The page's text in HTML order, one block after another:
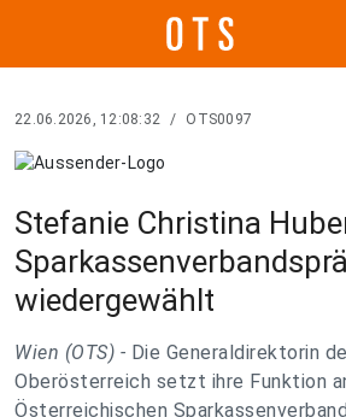
22.06.2026, 12:08:32 / OTS0097
Stefanie Christina
wiedergewählt
Wien (OTS) - Die Generaldirektorin
Oberösterreich setzt ihre Funktion
Österreichischen